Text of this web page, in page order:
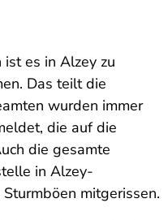
es in Alzey zu
Das teilt die
wurden immer
die auf die
die gesamte
in Alzey-
mitgerissen.